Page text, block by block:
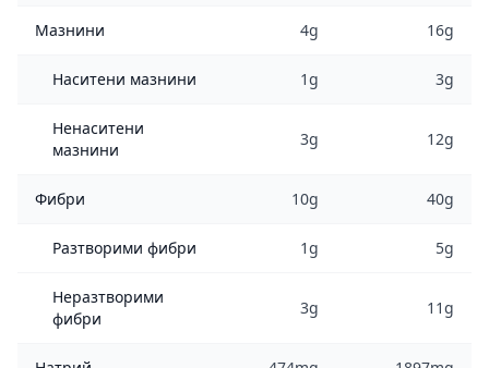
Мазнини 4g 16g
Наситени мазнини 1g 3g
Ненаситени
мазнини
3g 12g
Фибри 10g 40g
Разтворими фибри 1g 5g
Неразтворими
фибри
3g 11g